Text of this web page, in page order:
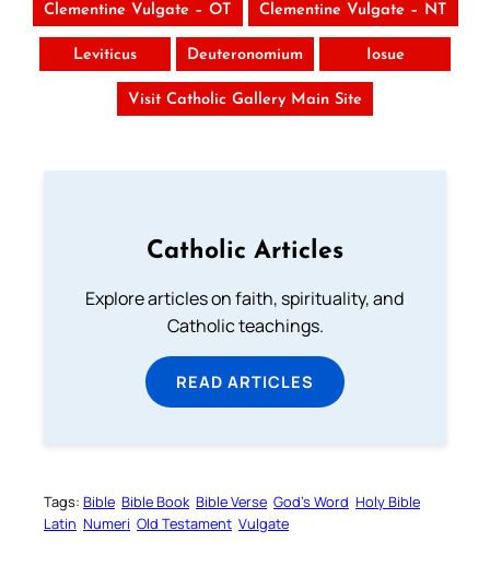
Clementine Vulgate – OT Clementine Vulgate – NT
Leviticus Deuteronomium Iosue
Visit Catholic Gallery Main Site
Catholic Articles
Explore articles on faith, spirituality, and
Catholic teachings.
READ ARTICLES
Tags: Bible Bible Book Bible Verse God’s Word Holy Bible
Latin Numeri Old Testament Vulgate